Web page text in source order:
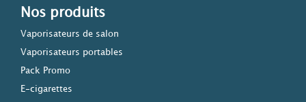
Nos produits
Vaporisateurs de salon
Vaporisateurs portables
Pack Promo
E-cigarettes